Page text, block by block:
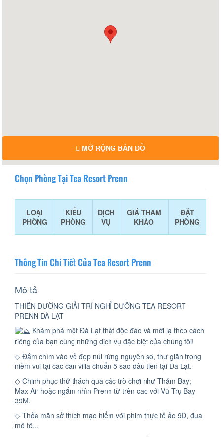
MỞ RỘNG BẢN ĐỒ
Chọn Phòng Tại Tea Resort Prenn
LOẠI
PHÒNG
KIỂU
PHÒNG
DỊCH
VỤ
GIÁ THAM
KHẢO
ĐẶT
PHÒNG
Thông Tin Chi Tiết Của Tea Resort Prenn
Mô tả
THIÊN ĐƯỜNG GIẢI TRÍ NGHỈ DƯỠNG TEA RESORT
PRENN ĐÀ LẠT
Khám phá một Đà Lạt thật độc đáo và mới lạ theo cách
riêng của bạn cùng những dịch vụ đặc biệt của chúng tôi!
◇ Đắm chìm vào vẻ đẹp núi rừng nguyên sơ, thư giãn trong
niềm vui tại các căn villa chuẩn 5 sao đầu tiên tại Đà Lạt.
◇ Chinh phục thử thách qua các trò chơi như Thảm Bay;
Max Air hoặc ngắm nhìn Prenn từ trên cao với Vũ Trụ Bay
39M.
◇ Thỏa mãn sở thích mạo hiểm với phim thực tế ảo 9D, đua
mô tô...